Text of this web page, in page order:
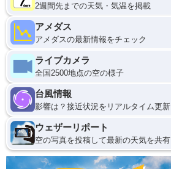
2週間先までの天気・気温を掲載
アメダス
アメダスの最新情報をチェック
ライブカメラ
全国2500地点の空の様子
台風情報
影響は？接近状況をリアルタイム更新
ウェザーリポート
空の写真を投稿して最新の天気を共有